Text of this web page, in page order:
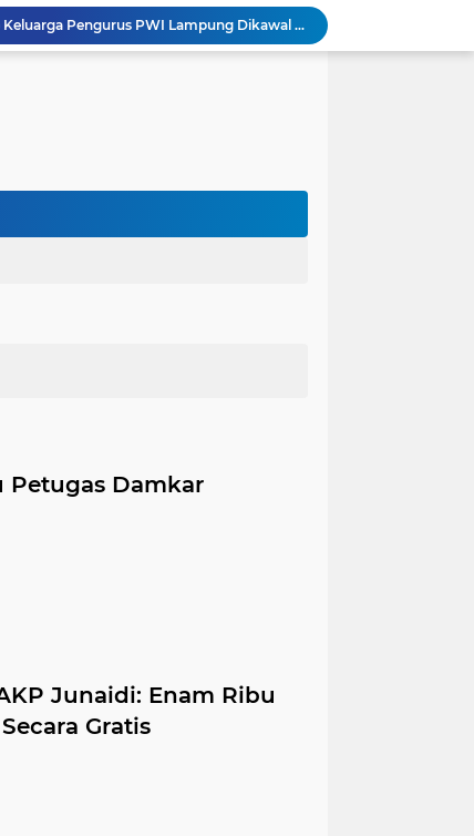
Dugaan Ancaman terhadap Keluarga Pengurus PWI Lampung Dikawal Legislator dan Jurnalis
Satlantas Polres Aceh Timur Gencarkan Edukasi Keselamatan Berlalu Lintas di Simpang Empat Traffic Light Kota Idi
Dalam Rangka HAN 2026, Komnas PA Bandar Lampung Sukses Ajak 180 Anak Meriahkan Lomba Mewarnai
Petugas Damkar
Junaidi: Enam Ribu
Gratis